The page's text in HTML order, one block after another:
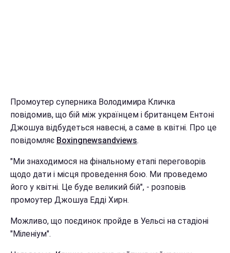
Промоутер суперника Володимира Кличка
повідомив, що бій між українцем і британцем Ентоні
Джошуа відбудеться навесні, а саме в квітні. Про це
повідомляє Вoxingnewsandviews.
"Ми знаходимося на фінальному етапі переговорів
щодо дати і місця проведення бою. Ми проведемо
його у квітні. Це буде великий бій", - розповів
промоутер Джошуа Едді Хирн.
Можливо, що поєдинок пройде в Уельсі на стадіоні
"Міленіум".